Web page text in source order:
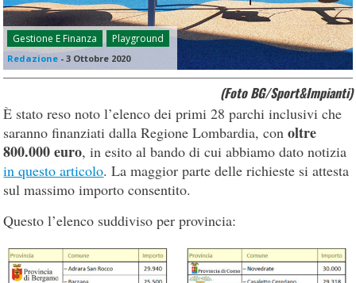
Gestione E Finanza Playground
Redazione -3 Ottobre 2020
(Foto BG/Sport&Impianti)
È stato reso noto l’elenco dei primi 28 parchi inclusivi che
saranno finanziati dalla Regione Lombardia, conoltre
800.000 euro, in esito al bando di cui abbiamo dato notizia
in questo articolo. La maggior parte delle richieste si attesta
sul massimo importo consentito.
Questo l’elenco suddiviso per provincia: